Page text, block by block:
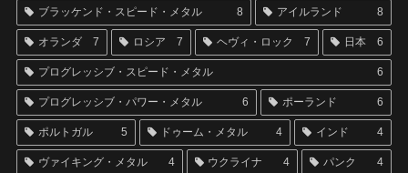
ブラッケンド・スピード・メタル 8 アイルランド 8
オランダ 7 ロシア 7 ヘヴィ・ロック 7 日本 6
プログレッシブ・スピード・メタル 6
プログレッシブ・パワー・メタル 6 ポーランド 6
ポルトガル 5 ドゥーム・メタル 4 インド 4
ヴァイキング・メタル 4 ウクライナ 4 パンク 4